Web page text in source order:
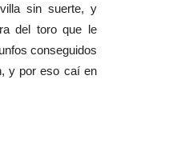
sin suerte, y
del toro que le
conseguidos
y por eso caí en